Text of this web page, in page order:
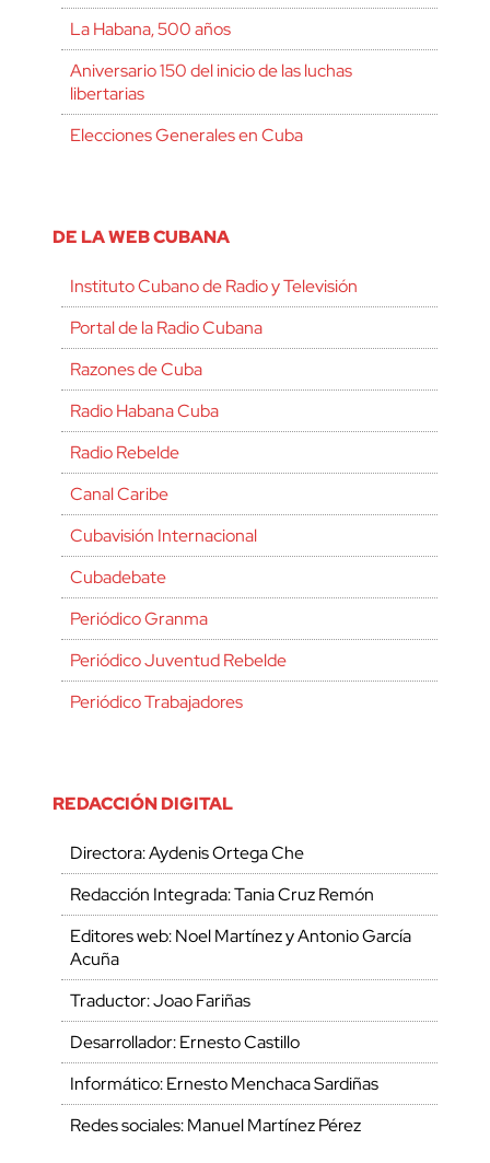
La Habana, 500 años
Aniversario 150 del inicio de las luchas
libertarias
Elecciones Generales en Cuba
DE LA WEB CUBANA
Instituto Cubano de Radio y Televisión
Portal de la Radio Cubana
Razones de Cuba
Radio Habana Cuba
Radio Rebelde
Canal Caribe
Cubavisión Internacional
Cubadebate
Periódico Granma
Periódico Juventud Rebelde
Periódico Trabajadores
REDACCIÓN DIGITAL
Directora: Aydenis Ortega Che
Redacción Integrada: Tania Cruz Remón
Editores web: Noel Martínez y Antonio García
Acuña
Traductor: Joao Fariñas
Desarrollador: Ernesto Castillo
Informático: Ernesto Menchaca Sardiñas
Redes sociales: Manuel Martínez Pérez